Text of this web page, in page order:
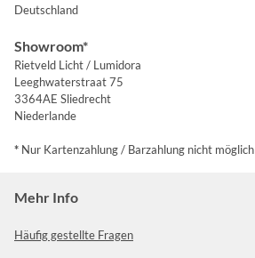
Deutschland
Showroom*
Rietveld Licht / Lumidora
Leeghwaterstraat 75
3364AE Sliedrecht
Niederlande
* Nur Kartenzahlung / Barzahlung nicht möglich
Mehr Info
Häufig gestellte Fragen